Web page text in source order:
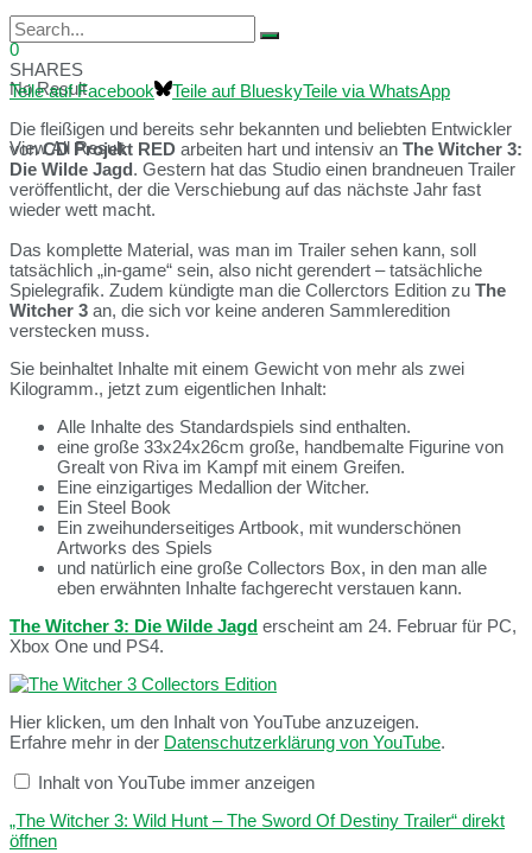
No Result
View All Result
0
SHARES
Teile auf Facebook
Teile auf BlueskyTeile via WhatsApp
Die fleißigen und bereits sehr bekannten und beliebten Entwickler
vonCD Projekt RED arbeiten hart und intensiv an The Witcher 3:
Die Wilde Jagd. Gestern hat das Studio einen brandneuen Trailer
veröffentlicht, der die Verschiebung auf das nächste Jahr fast
wieder wett macht.
Das komplette Material, was man im Trailer sehen kann, soll
tatsächlich „in-game“ sein, also nicht gerendert – tatsächliche
Spielegrafik. Zudem kündigte man die Collerctors Edition zu The
Witcher 3 an, die sich vor keine anderen Sammleredition
verstecken muss.
Sie beinhaltet Inhalte mit einem Gewicht von mehr als zwei
Kilogramm., jetzt zum eigentlichen Inhalt:
Alle Inhalte des Standardspiels sind enthalten.
eine große 33x24x26cm große, handbemalte Figurine von
Grealt von Riva im Kampf mit einem Greifen.
Eine einzigartiges Medallion der Witcher.
Ein Steel Book
Ein zweihunderseitiges Artbook, mit wunderschönen
Artworks des Spiels
und natürlich eine große Collectors Box, in den man alle
eben erwähnten Inhalte fachgerecht verstauen kann.
The Witcher 3: Die Wilde Jagd erscheint am 24. Februar für PC,
Xbox One und PS4.
Hier klicken, um den Inhalt von YouTube anzuzeigen.
Erfahre mehr in der Datenschutzerklärung von YouTube.
Inhalt von YouTube immer anzeigen
„The Witcher 3: Wild Hunt – The Sword Of Destiny Trailer“ direkt
öffnen